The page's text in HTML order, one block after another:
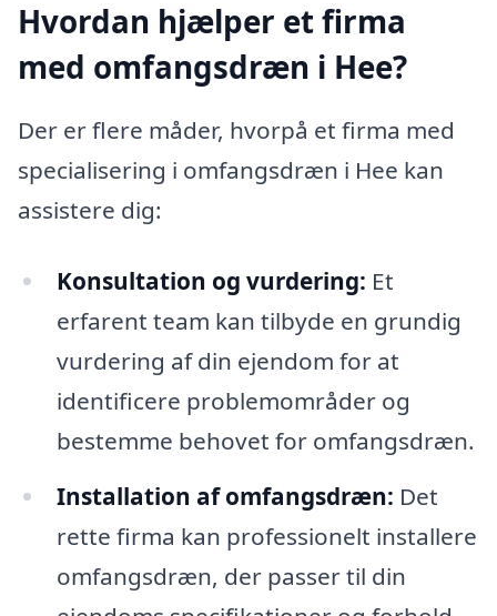
Hvordan hjælper et firma
med omfangsdræn i Hee?
Der er flere måder, hvorpå et firma med
specialisering i omfangsdræn i Hee kan
assistere dig:
Konsultation og vurdering: Et
erfarent team kan tilbyde en grundig
vurdering af din ejendom for at
identificere problemområder og
bestemme behovet for omfangsdræn.
Installation af omfangsdræn: Det
rette firma kan professionelt installere
omfangsdræn, der passer til din